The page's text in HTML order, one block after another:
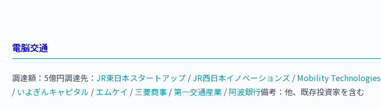
電脳交通
調達額：5億円調達先： JR東日本スタートアップ / JR西日本イノベーションズ / Mobility Technologies
/ いよぎんキャピタル / エムケイ / 三菱商事 /第一交通産業 / 阿波銀行備考：他、既存投資家を含む